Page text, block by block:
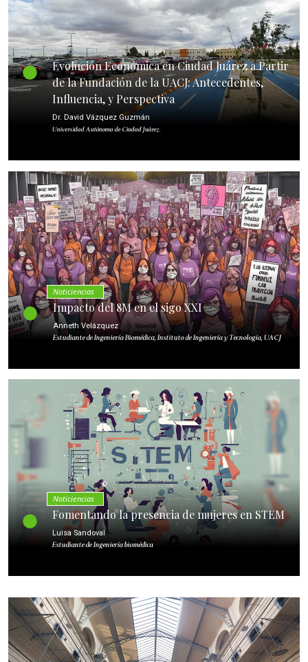
Evolución Económica en Ciudad Juárez a Partir
de la Fundación de la UACJ: Antecedentes,
Influencia, y Perspectiva
Dr. David Vázquez Guzmán
Universidad Autónoma de Ciudad Juárez.
Noticiencias
Impacto del 8M en el sigo XXI
Anneth Velázquez
Estudiante de Ingeniería Biomédica, Instituto de Ingeniería y Tecnología, UACJ
Noticiencias
Fomentando la presencia de mujeres en STEM
Luisa Sandoval
Estudiante de Ingeniería biomédica